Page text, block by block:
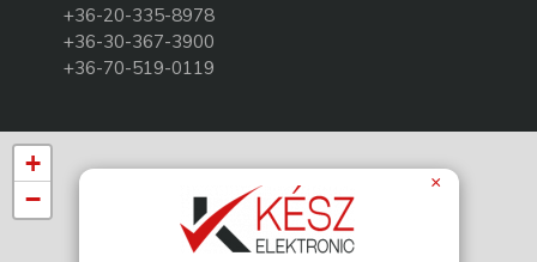
+36-20-335-8978
+36-30-367-3900
+36-70-519-0119
×
+
−